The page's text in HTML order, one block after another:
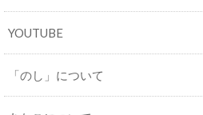
YOUTUBE
「のし」について